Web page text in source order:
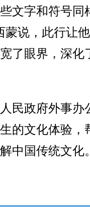
文字和符号同
蒙说，此行让
了眼界，深化
政府外事办
的文化体验，
中国传统文化